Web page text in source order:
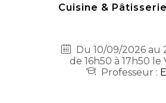
Cuisine &
Du 10/09/2026 au
de 16h50 à 17h50 le
Professeur :